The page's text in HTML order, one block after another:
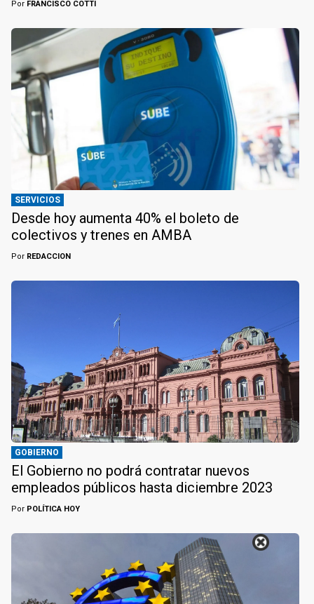
Por FRANCISCO COTTI
SERVICIOS
Desde hoy aumenta 40% el boleto de
colectivos y trenes en AMBA
Por REDACCION
GOBIERNO
El Gobierno no podrá contratar nuevos
empleados públicos hasta diciembre 2023
Por POLÍTICA HOY